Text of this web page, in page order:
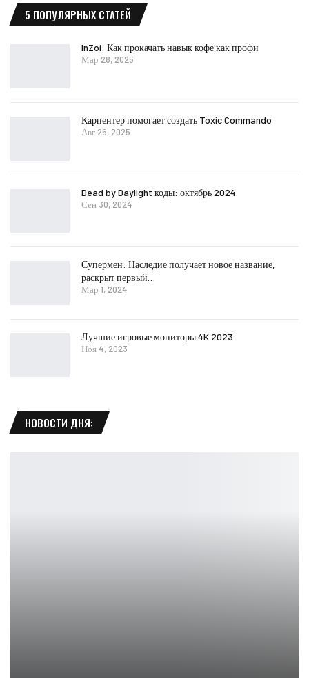
5 ПОПУЛЯРНЫХ СТАТЕЙ
InZoi: Как прокачать навык кофе как профи
Мар 28, 2025
Карпентер помогает создать Toxic Commando
Авг 26, 2025
Dead by Daylight коды: октябрь 2024
Сен 30, 2024
Супермен: Наследие получает новое название,
раскрыт первый…
Мар 1, 2024
Лучшие игровые мониторы 4K 2023
Ноя 4, 2023
НОВОСТИ ДНЯ: